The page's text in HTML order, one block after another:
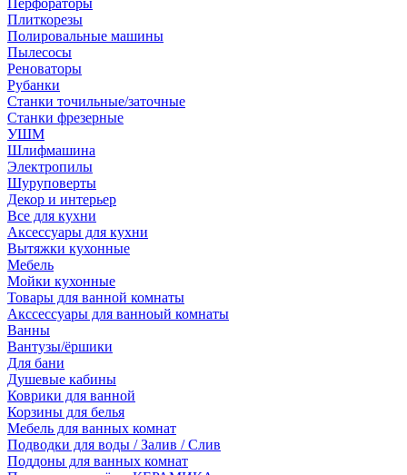
Перфораторы
Плиткорезы
Полировальные машины
Пылесосы
Реноваторы
Рубанки
Станки точильные/заточные
Станки фрезерные
УШМ
Шлифмашина
Электропилы
Шуруповерты
Декор и интерьер
Все для кухни
Аксессуары для кухни
Вытяжки кухонные
Мебель
Мойки кухонные
Товары для ванной комнаты
Акссессуары для ванноый комнаты
Ванны
Вантузы/ёршики
Для бани
Душевые кабины
Коврики для ванной
Корзины для белья
Мебель для ванных комнат
Подводки для воды / Залив / Слив
Поддоны для ванных комнат